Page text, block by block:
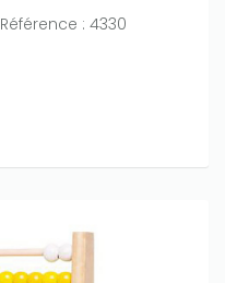
Référence : 4330